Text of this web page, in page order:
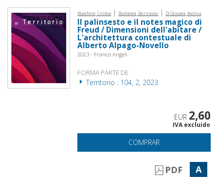
Bianchetti, Cristina | Bonfantini, Bertrando | Di Giovanni, Andrea
Il palinsesto e il notes magico di
Freud / Dimensioni dell'abitare /
L'architettura contestuale di
Alberto Alpago-Novello
2023 - Franco Angeli
FORMA PARTE DE
Territorio : 104, 2, 2023
EUR 2,60
IVA excluido
COMPRAR
PDF A